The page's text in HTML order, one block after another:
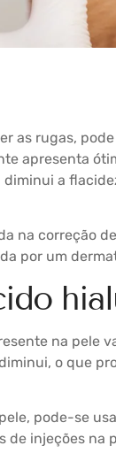
as rugas,
apresenta
a
na correção
por um
na pele
o que
pode-se
de injeções na